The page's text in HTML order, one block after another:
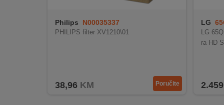
Philips N00035337
PHILIPS filter XV1210\01
38,96KM Poručite
LG
LG
ra HD